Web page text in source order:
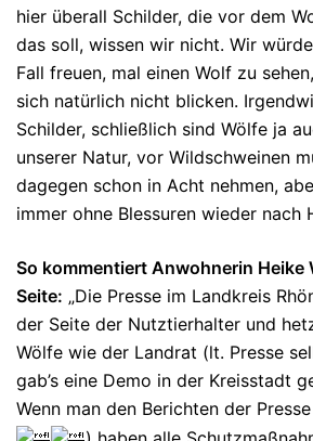
hier überall Schilder, die vor dem
das soll, wissen wir nicht. Wir
Fall freuen, mal einen Wolf zu
sich natürlich nicht blicken.
Schilder, schließlich sind Wölfe ja
unserer Natur, vor Wildschweinen
dagegen schon in Acht nehmen,
immer ohne Blessuren wieder nach
So kommentiert Anwohnerin Heike
Seite: „Die Presse im Landkreis
der Seite der Nutztierhalter und
Wölfe wie der Landrat (lt. Presse
gab’s eine Demo in der Kreisstadt
Wenn man den Berichten der